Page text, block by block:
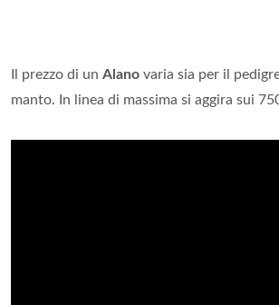
Il prezzo di un Alano varia sia per il
manto. In linea di massima si aggira sui